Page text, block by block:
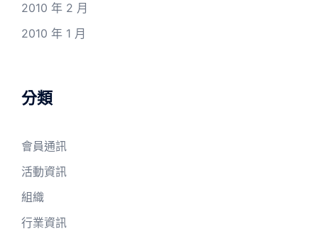
2010 年 2 月
2010 年 1 月
分類
會員通訊
活動資訊
組織
行業資訊